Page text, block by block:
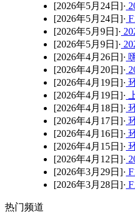
[2026年5月24日]·
[2026年5月24日]·
[2026年5月9日]·
[2026年5月9日]·
[2026年4月26日]·
[2026年4月20日]·
[2026年4月19日]·
[2026年4月19日]·
[2026年4月18日]·
[2026年4月17日]·
[2026年4月16日]·
[2026年4月15日]·
[2026年4月12日]·
[2026年3月29日]·
[2026年3月28日]·
热门频道